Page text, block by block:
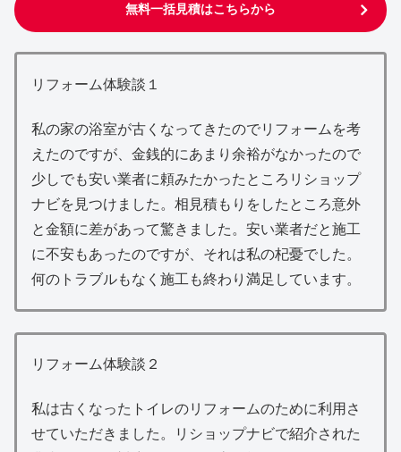
無料一括見積はこちらから
リフォーム体験談１
私の家の浴室が古くなってきたのでリフォームを考
えたのですが、金銭的にあまり余裕がなかったので
少しでも安い業者に頼みたかったところリショップ
ナビを見つけました。相見積もりをしたところ意外
と金額に差があって驚きました。安い業者だと施工
に不安もあったのですが、それは私の杞憂でした。
何のトラブルもなく施工も終わり満足しています。
リフォーム体験談２
私は古くなったトイレのリフォームのために利用さ
せていただきました。リショップナビで紹介された